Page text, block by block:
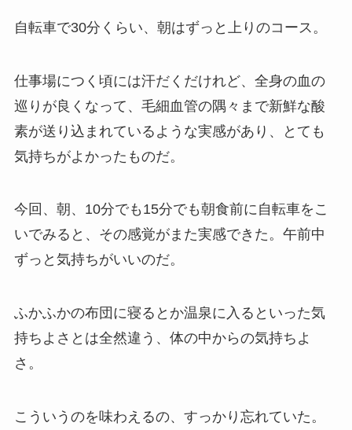
自転車で30分くらい、朝はずっと上りのコース。
仕事場につく頃には汗だくだけれど、全身の血の
巡りが良くなって、毛細血管の隅々まで新鮮な酸
素が送り込まれているような実感があり、とても
気持ちがよかったものだ。
今回、朝、10分でも15分でも朝食前に自転車をこ
いでみると、その感覚がまた実感できた。午前中
ずっと気持ちがいいのだ。
ふかふかの布団に寝るとか温泉に入るといった気
持ちよさとは全然違う、体の中からの気持ちよ
さ。
こういうのを味わえるの、すっかり忘れていた。